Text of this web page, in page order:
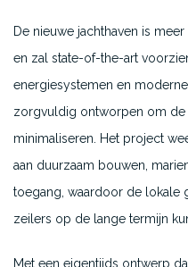
De nieuwe jachthaven is
en zal state-of-the-art
energiesystemen en
zorgvuldig ontworpen om
minimaliseren. Het project
aan duurzaam bouwen,
toegang, waardoor de lokale
zeilers op de lange termijn
Met een eigentijds ontwerp